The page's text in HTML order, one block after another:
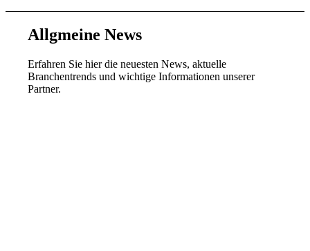
Allgmeine News
Erfahren Sie hier die neuesten News, aktuelle
Branchentrends und wichtige Informationen unserer
Partner.